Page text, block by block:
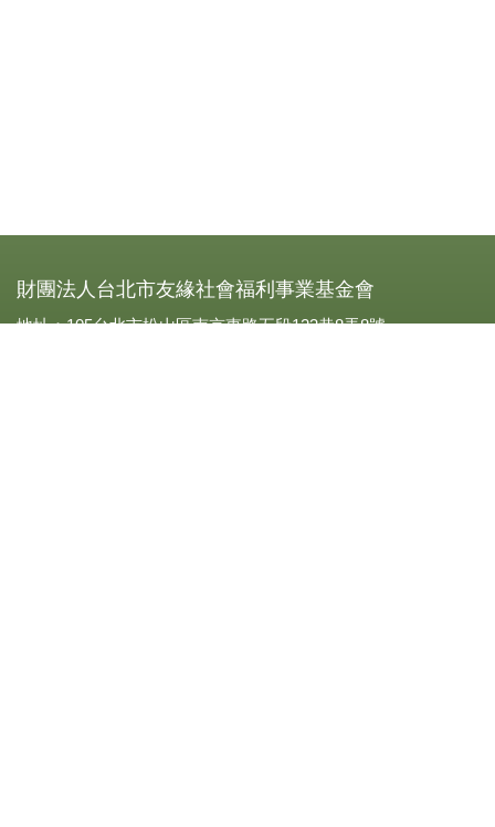
財團法人台北市友緣社會福利事業基金會
地址：105台北市松山區南京東路五段123巷8弄8號